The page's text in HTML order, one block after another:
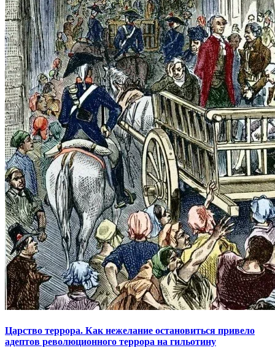
Царство террора. Как нежелание остановиться привело
адептов революционного террора на гильотину